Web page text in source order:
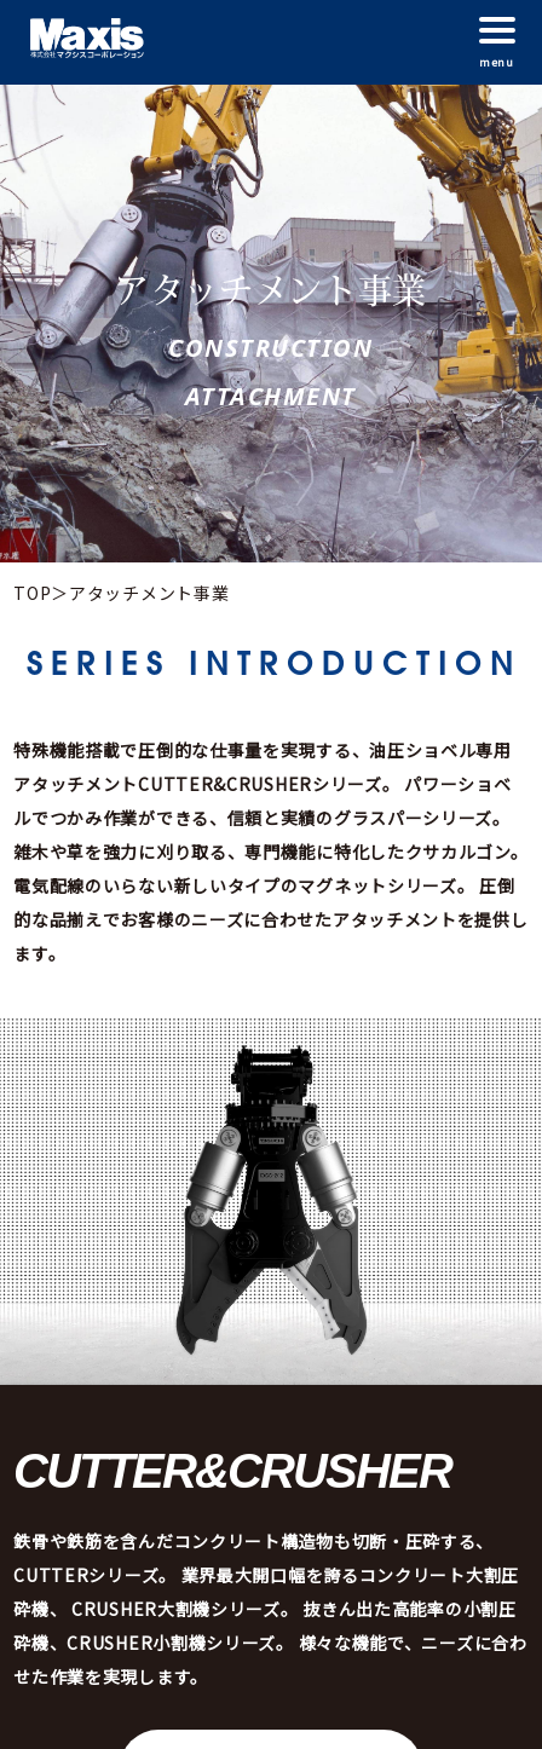
menu
アタッチメント事業
CONSTRUCTION
ATTACHMENT
TOP＞アタッチメント事業
SERIES INTRODUCTION
特殊機能搭載で圧倒的な仕事量を実現する、油圧ショベル専用
アタッチメントCUTTER&CRUSHERシリーズ。
パワーショベ
ルでつかみ作業ができる、信頼と実績のグラスパーシリーズ。
雑木や草を強力に刈り取る、専門機能に特化したクサカルゴン。
電気配線のいらない新しいタイプのマグネットシリーズ。 圧倒
的な品揃えでお客様のニーズに合わせたアタッチメントを提供し
ます。
CUTTER&CRUSHER
鉄骨や鉄筋を含んだコンクリート構造物も切断・圧砕する、
CUTTERシリーズ。
業界最大開口幅を誇るコンクリート大割圧
砕機、 CRUSHER大割機シリーズ。
抜きん出た高能率の小割圧
砕機、CRUSHER小割機シリーズ。
様々な機能で、ニーズに合わ
せた作業を実現します。